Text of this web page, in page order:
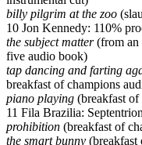
billy pilgrim at the zoo
10 Jon Kennedy: 110%
the subject matter(from an
five audio book)
tap dancing and farting
breakfast of champions
piano playing (breakfast
11 Fila Brazilia: Septentrion
prohibition (breakfast of
the smart bunny (breakfast